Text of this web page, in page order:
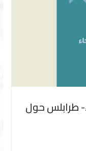
طرابلس حول